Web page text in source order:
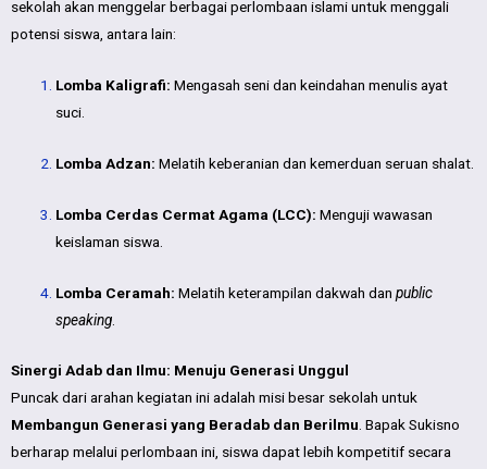
sekolah akan menggelar berbagai perlombaan islami untuk menggali
potensi siswa, antara lain:
Lomba Kaligrafi: Mengasah seni dan keindahan menulis ayat
suci.
Lomba Adzan: Melatih keberanian dan kemerduan seruan shalat.
Lomba Cerdas Cermat Agama (LCC): Menguji wawasan
keislaman siswa.
Lomba Ceramah: Melatih keterampilan dakwah danpublic
speaking
Sinergi Adab dan Ilmu: Menuju Generasi Unggul
Puncak dari arahan kegiatan ini adalah misi besar sekolah untuk
Membangun Generasi yang Beradab dan Berilmu. Bapak Sukisno
berharap melalui perlombaan ini, siswa dapat lebih kompetitif secara